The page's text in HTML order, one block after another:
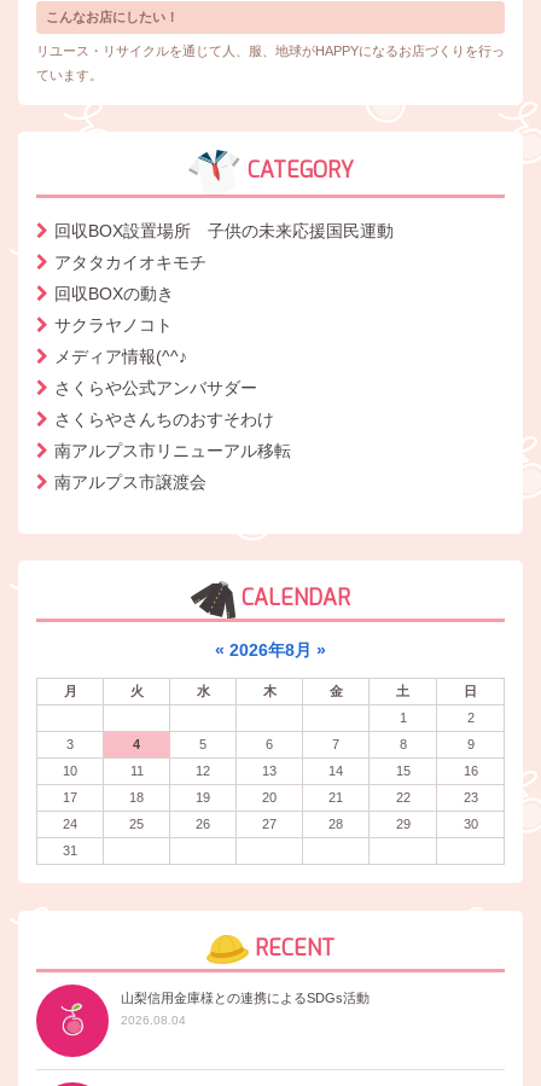
こんなお店にしたい！
リユース・リサイクルを通じて人、服、地球がHAPPYになるお店づくりを行っ
ています。
CATEGORY
回収BOX設置場所 子供の未来応援国民運動
アタタカイオキモチ
回収BOXの動き
サクラヤノコト
メディア情報(^^♪
さくらや公式アンバサダー
さくらやさんちのおすそわけ
南アルプス市リニューアル移転
南アルプス市譲渡会
CALENDAR
« 2026年8月 »
月 火 水 木 金 土
日
1
2
3
4 5 6 7 8
9
10
11 12 13 14 15
16
17
18 19 20 21 22
23
24
25 26 27 28 29
30
31
RECENT
山梨信用金庫様との連携によるSDGs活動
2026.08.04